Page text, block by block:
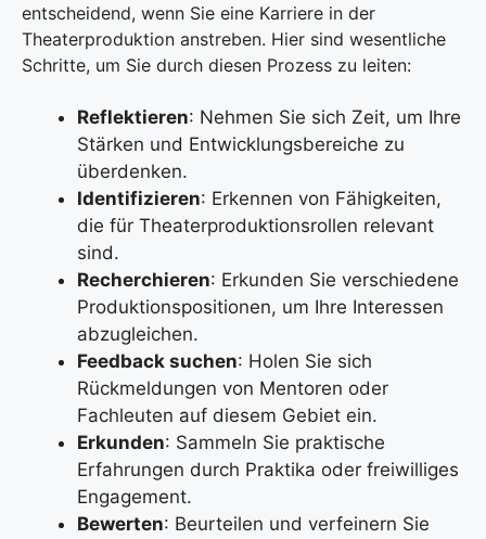
entscheidend, wenn Sie eine Karriere in der
Theaterproduktion anstreben. Hier sind wesentliche
Schritte, um Sie durch diesen Prozess zu leiten:
Reflektieren: Nehmen Sie sich Zeit, um Ihre
Stärken und Entwicklungsbereiche zu
überdenken.
Identifizieren: Erkennen von Fähigkeiten,
die für Theaterproduktionsrollen relevant
sind.
Recherchieren: Erkunden Sie verschiedene
Produktionspositionen, um Ihre Interessen
abzugleichen.
Feedback suchen: Holen Sie sich
Rückmeldungen von Mentoren oder
Fachleuten auf diesem Gebiet ein.
Erkunden: Sammeln Sie praktische
Erfahrungen durch Praktika oder freiwilliges
Engagement.
Bewerten: Beurteilen und verfeinern Sie